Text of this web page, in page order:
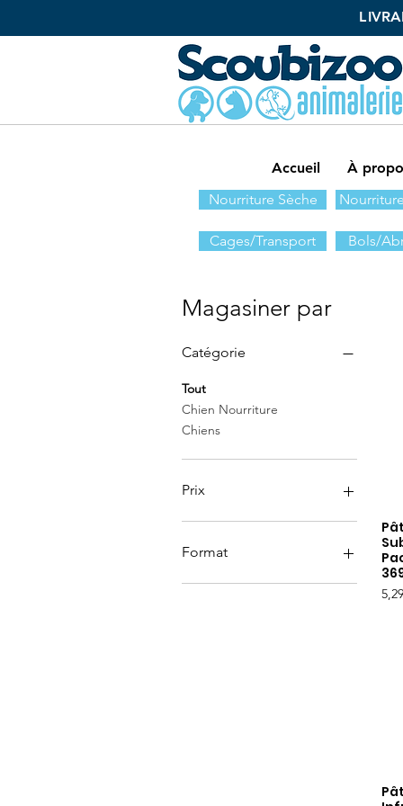
L
Nourriture Sèche
Cages/Transport Bols/
Magasiner par
Catégorie
Tout
Chien Nourriture
Chiens
Prix
3 $CA
Format
369gr Prix
Accueil À